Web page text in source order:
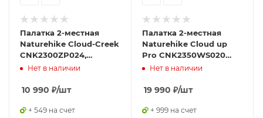
Палатка 2-местная
Naturehike Cloud-Creek
CNK2300ZP024,
коричневый,
Нет в наличии
10 990 ₽/шт
+ 549 на счет
Палатка 2-местная
Naturehike Cloud up
Pro CNK2350WS020
светло-серый
Нет в наличии
19 990 ₽/шт
+ 999 на счет